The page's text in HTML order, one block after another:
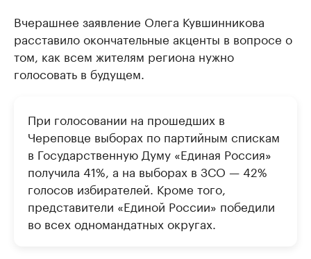
Вчерашнее заявление Олега Кувшинникова
расставило окончательные акценты в вопросе о
том, как всем жителям региона нужно
голосовать в будущем.
При голосовании на прошедших в
Череповце выборах по партийным спискам
в Государственную Думу «Единая Россия»
получила 41%, а на выборах в ЗСО — 42%
голосов избирателей. Кроме того,
представители «Единой России» победили
во всех одномандатных округах.